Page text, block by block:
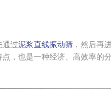
通过泥浆直线振动筛，然后再
，也是一种经济、高效率的分